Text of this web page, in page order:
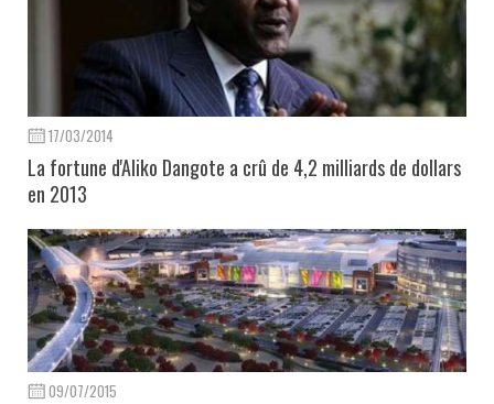
17/03/2014
La fortune d'Aliko Dangote a crû de 4,2 milliards de dollars
en 2013
09/07/2015